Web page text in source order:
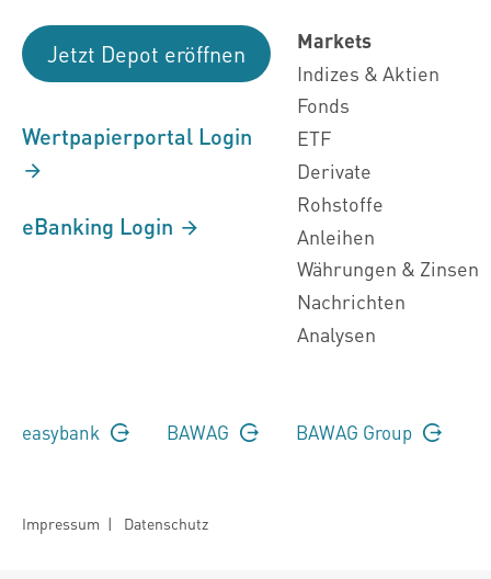
Jetzt Depot eröffnen
Wertpapierportal Login
eBanking Login
Markets
Indizes & Aktien
Fonds
ETF
Derivate
Rohstoffe
Anleihen
Währungen & Zinsen
Nachrichten
Analysen
easybank BAWAG BAWAG Group
Impressum | Datenschutz